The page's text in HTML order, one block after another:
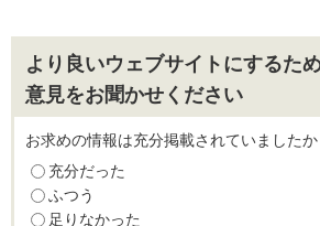
より良いウェブサイトにするた
意見をお聞かせください
お求めの情報は充分掲載されていましたか
充分だった
ふつう
足りなかった